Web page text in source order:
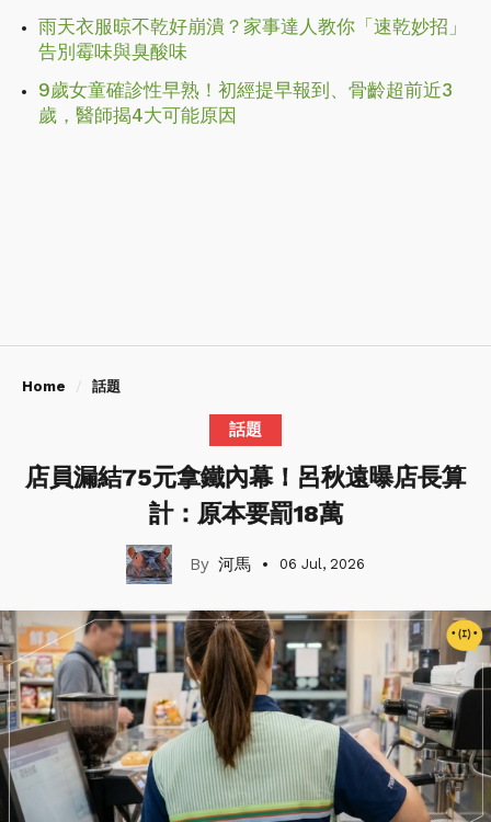
雨天衣服晾不乾好崩潰？家事達人教你「速乾妙招」
告別霉味與臭酸味
9歲女童確診性早熟！初經提早報到、骨齡超前近3
歲，醫師揭4大可能原因
Home 話題
話題
店員漏結75元拿鐵內幕！呂秋遠曝店長算
計：原本要罰18萬
河馬 06 Jul, 2026